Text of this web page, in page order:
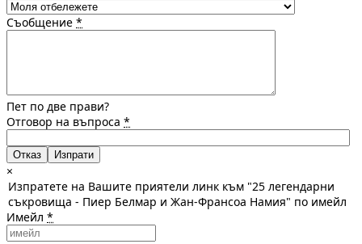
Съобщение *
Пет по две прави?
Отговор на въпроса *
Отказ
×
Изпратете на Вашите приятели линк към "25 легендарни
съкровища - Пиер Белмар и Жан-Франсоа Намия" по имейл
Имейл *